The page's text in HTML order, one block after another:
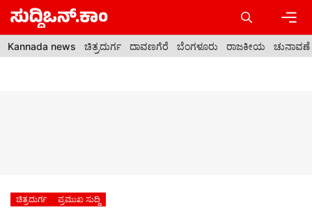
Skip
content
Kannada news ಚಿತ್ರದುರ್ಗ ದಾವಣಗೆರೆ ಬೆಂಗಳೂರು ರಾಜಕೀಯ ಚುನಾವಣೆ
ಚಿತ್ರದುರ್ಗ ಪ್ರಮುಖ ಸುದ್ದಿ